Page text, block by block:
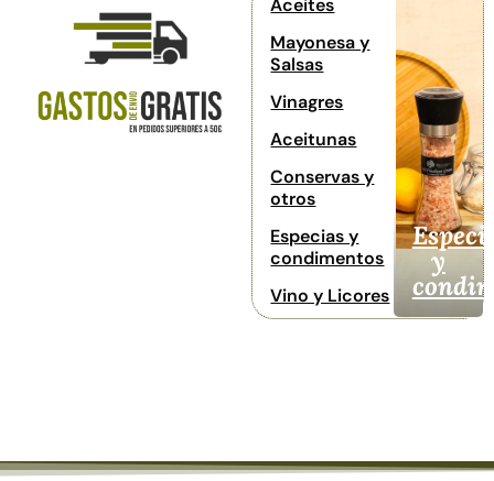
y
Aceites
Mayonesa y
Salsas
Vinagres
Aceitunas
Conservas y
otros
Especias y
condimentos
Vino y Licores